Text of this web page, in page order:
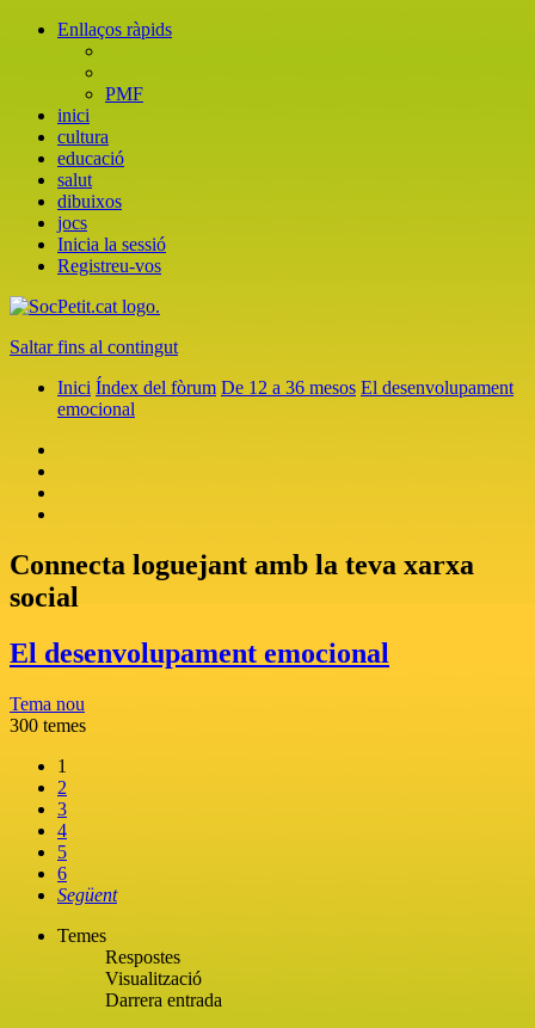
Enllaços ràpids
PMF
inici
cultura
educació
salut
dibuixos
jocs
Inicia la sessió
Registreu-vos
Saltar fins al contingut
Inici Índex del fòrum De 12 a 36 mesos El desenvolupament
emocional
Connecta loguejant amb la teva xarxa
social
El desenvolupament emocional
Tema nou
300 temes
1
2
3
4
5
6
Següent
Temes
Respostes
Visualització
Darrera entrada